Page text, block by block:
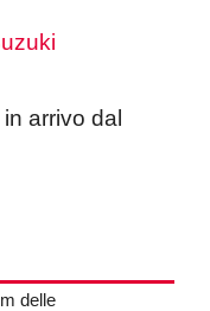
arrivo dal
delle